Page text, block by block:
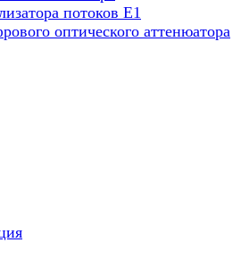
потоков Е1
оптического аттенюатора